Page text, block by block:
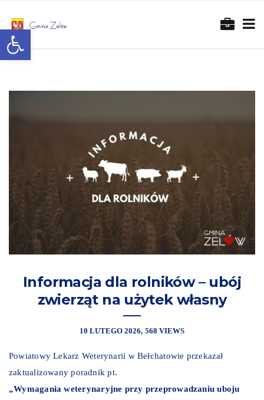
Otwórz pasek narzędzi
Informacja dla rolników – ubój
zwierząt na użytek własny
10 LUTEGO 2026 568 VIEWS
Powiatowy Lekarz Weterynarii w Bełchatowie przekazał
zaktualizowany poradnik pt.
„Wymagania weterynaryjne przy przeprowadzaniu uboju